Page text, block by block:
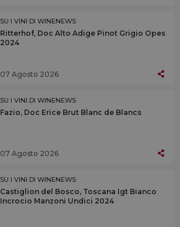
SU I VINI DI WINENEWS
Ritterhof, Doc Alto Adige Pinot Grigio Opes
2024
07 Agosto 2026
SU I VINI DI WINENEWS
Fazio, Doc Erice Brut Blanc de Blancs
07 Agosto 2026
SU I VINI DI WINENEWS
Castiglion del Bosco, Toscana Igt Bianco
Incrocio Manzoni Undici 2024